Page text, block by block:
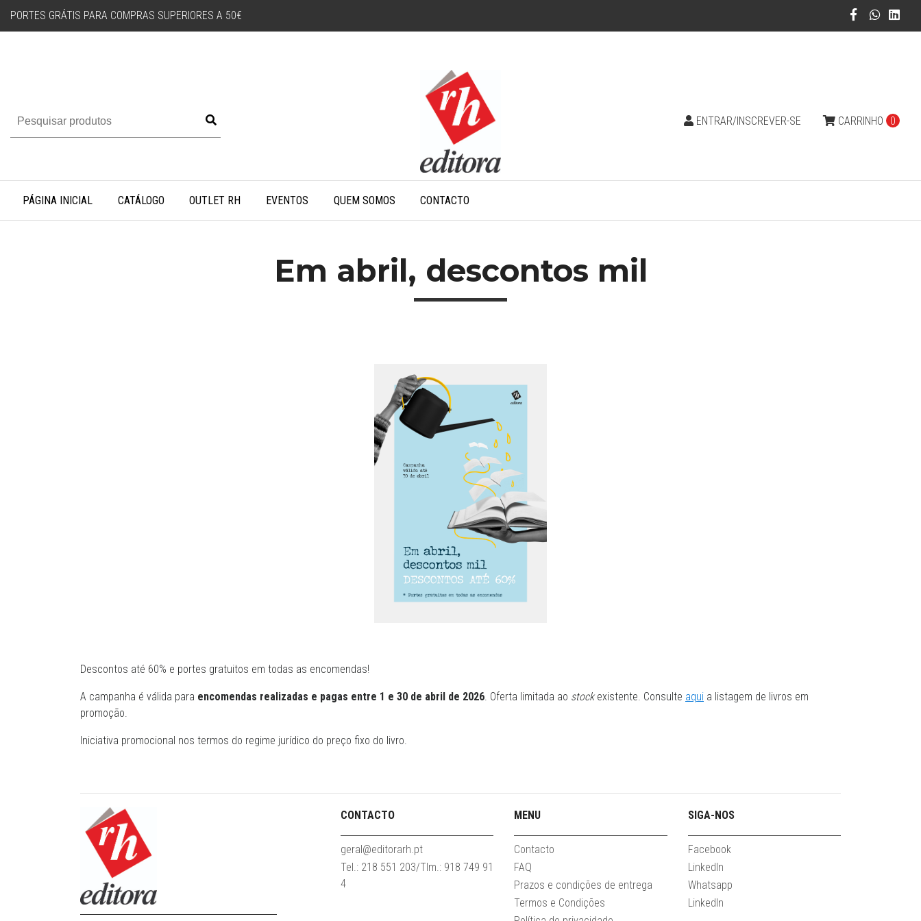
PORTES GRÁTIS PARA COMPRAS SUPERIORES A 50€
CARRINHO 0
ENTRAR/INSCREVER-SE
PÁGINA INICIAL CATÁLOGO OUTLET RH EVENTOS QUEM SOMOS CONTACTO
Em abril, descontos mil
Descontos até 60% e portes gratuitos em todas as encomendas!
A campanha é válida para encomendas realizadas e pagas entre 1 e 30 de abril de 2026. Oferta limitada ao stockexistente. Consulte aqui a listagem de livros em
promoção.
Iniciativa promocional nos termos do regime jurídico do preço fixo do livro.
CONTACTO
geral@editorarh.pt
Tel.: 218 551 203/Tlm.: 918 749 91
4
MENU
Contacto
FAQ
Prazos e condições de entrega
Termos e Condições
SIGA-NOS
Facebook
LinkedIn
Whatsapp
LinkedIn